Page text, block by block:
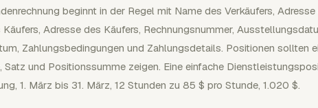
beginnt in der Regel mit Name des Verkäufers, Adresse
Käufers, Adresse des Käufers, Rechnungsnummer,
Zahlungsbedingungen und Zahlungsdetails. Positionen sollten
Satz und Positionssumme zeigen. Eine einfache
1. März bis 31. März, 12 Stunden zu 85 $ pro Stunde, 1.020 $.